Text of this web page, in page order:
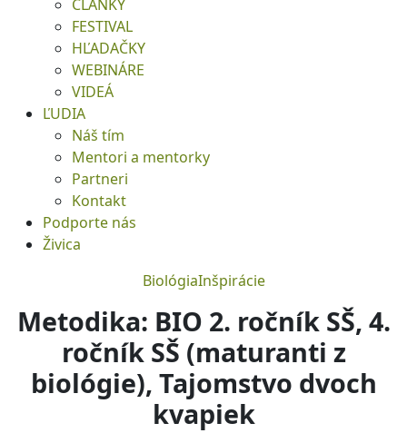
ČLÁNKY
FESTIVAL
HĽADAČKY
WEBINÁRE
VIDEÁ
ĽUDIA
Náš tím
Mentori a mentorky
Partneri
Kontakt
Podporte nás
Živica
BiológiaInšpirácie
Metodika: BIO 2. ročník SŠ, 4.
ročník SŠ (maturanti z
biológie), Tajomstvo dvoch
kvapiek